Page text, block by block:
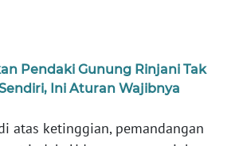
Pendaki Gunung Rinjani Tak
Ini Aturan Wajibnya
atas ketinggian, pemandangan